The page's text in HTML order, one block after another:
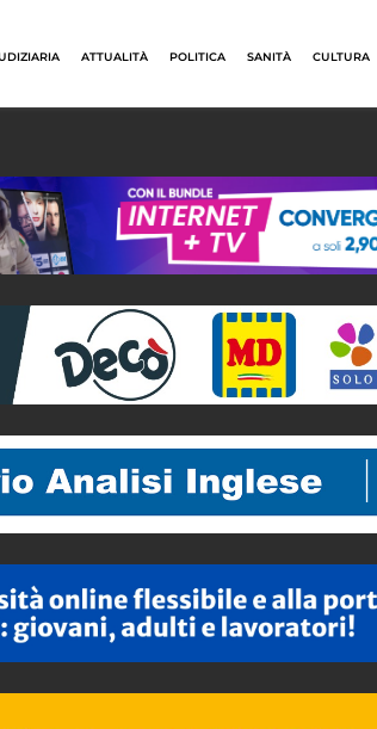
ATTUALITÀ POLITICA SANITÀ CULTURA